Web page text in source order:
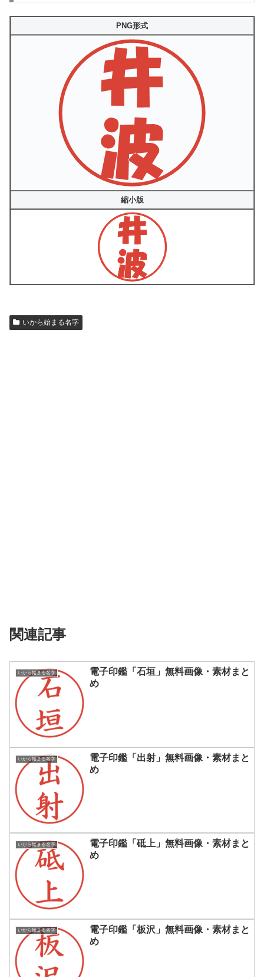
PNG形式
縮小版
いから始まる名字
関連記事
いから始まる名字
電子印鑑「石垣」無料画像・素材まと
め
いから始まる名字
電子印鑑「出射」無料画像・素材まと
め
いから始まる名字
電子印鑑「砥上」無料画像・素材まと
め
いから始まる名字
電子印鑑「板沢」無料画像・素材まと
め